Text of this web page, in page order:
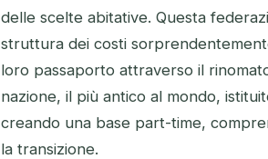
delle scelte abitative. Questa
struttura dei costi
loro passaporto attraverso il
nazione, il più antico al mondo,
creando una base part-time,
la transizione.